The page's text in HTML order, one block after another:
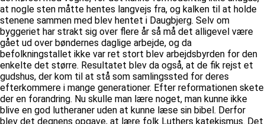
at nogle sten måtte hentes langvejs fra, og kalken til at holde
stenene sammen med blev hentet i Daugbjerg. Selv om
byggeriet har strakt sig over flere år så må det alligevel være
gået ud over bøndernes daglige arbejde, og da
befolkningstallet ikke var ret stort blev arbejdsbyrden for den
enkelte det større. Resultatet blev da også, at de fik rejst et
gudshus, der kom til at stå som samlingssted for deres
efterkommere i mange generationer. Efter reformationen skete
der en forandring. Nu skulle man lære noget, man kunne ikke
blive en god lutheraner uden at kunne læse sin bibel. Derfor
blev det degnens opgave, at lære folk Luthers katekismus. Det